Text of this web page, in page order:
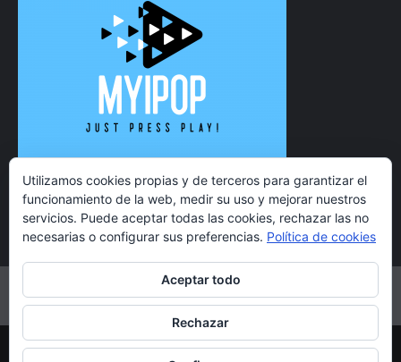
TwitterInstagramFacebookYouTube
Copyright 2021 MyiPop © Todos los derechos reservados.
Utilizamos cookies propias y de terceros para garantizar el
funcionamiento de la web, medir su uso y mejorar nuestros
servicios. Puede aceptar todas las cookies, rechazar las no
necesarias o configurar sus preferencias. Política de cookies
Aceptar todo
Rechazar